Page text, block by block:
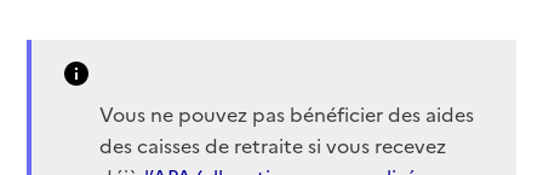
Vous ne pouvez pas bénéficier des aides
des caisses de retraite si vous recevez